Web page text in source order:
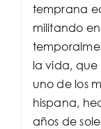
temprana
militando
la vida,
uno de los
hispana,
años de